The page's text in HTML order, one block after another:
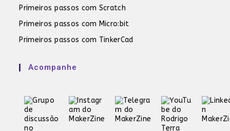
Primeiros passos com Scratch
Primeiros passos com Micro:bit
Primeiros passos com TinkerCad
Acompanhe